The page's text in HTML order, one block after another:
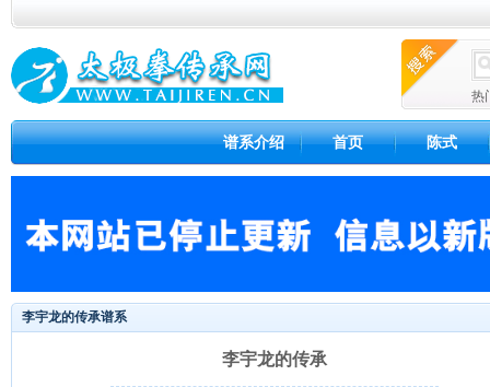
热
谱系介绍 首页 陈式
李宇龙的传承谱系
李宇龙的传承